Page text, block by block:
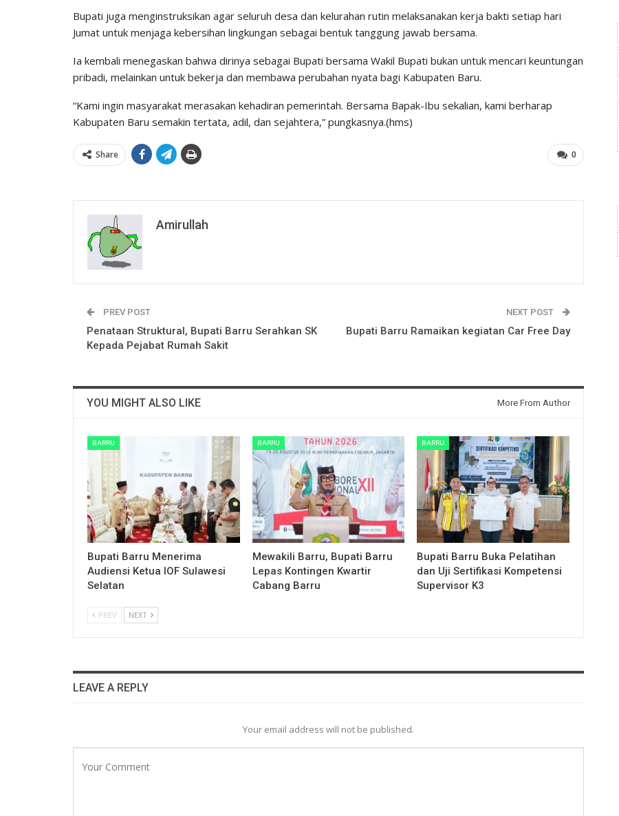
Bupati juga menginstruksikan agar seluruh desa dan kelurahan rutin melaksanakan kerja bakti setiap hari
Jumat untuk menjaga kebersihan lingkungan sebagai bentuk tanggung jawab bersama.
Ia kembali menegaskan bahwa dirinya sebagai Bupati bersama Wakil Bupati bukan untuk mencari keuntungan
pribadi, melainkan untuk bekerja dan membawa perubahan nyata bagi Kabupaten Baru.
“Kami ingin masyarakat merasakan kehadiran pemerintah. Bersama Bapak-Ibu sekalian, kami berharap
Kabupaten Baru semakin tertata, adil, dan sejahtera,” pungkasnya.(hms)
0
Share
Amirullah
PREV POST
Penataan Struktural, Bupati Barru Serahkan SK
Kepada Pejabat Rumah Sakit
NEXT POST
Bupati Barru Ramaikan kegiatan Car Free Day
YOU MIGHT ALSO LIKE More From Author
BARRU
Bupati Barru Menerima
Audiensi Ketua IOF Sulawesi
Selatan
BARRU
Mewakili Barru, Bupati Barru
Lepas Kontingen Kwartir
Cabang Barru
BARRU
Bupati Barru Buka Pelatihan
dan Uji Sertifikasi Kompetensi
Supervisor K3
PREV NEXT
LEAVE A REPLY
Your email address will not be published.